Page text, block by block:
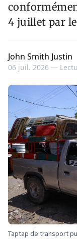
4 juillet par
John Smith Justin
06 juil. 2026 —
Taptap de transport